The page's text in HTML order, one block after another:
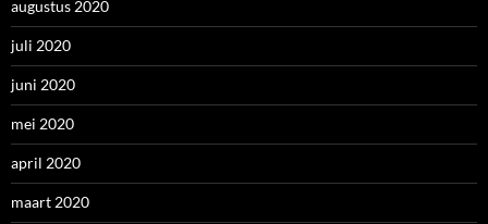
augustus 2020
juli 2020
juni 2020
mei 2020
april 2020
maart 2020